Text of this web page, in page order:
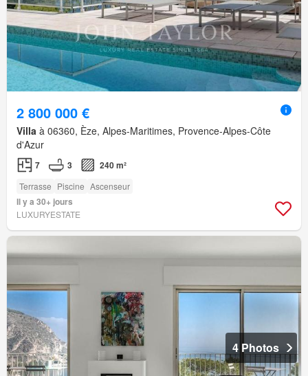
2 800 000 €
Villa à 06360, Èze, Alpes-Maritimes, Provence-Alpes-Côte
d'Azur
7 3 240 m²
Terrasse Piscine Ascenseur
Il y a 30+ jours
LUXURYESTATE
4 Photos